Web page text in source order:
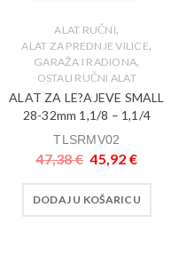
ALAT RUČNI,
ALAT ZA PREDNJE VILICE,
GARAŽA I RADIONA,
OSTALI RUČNI ALAT
ALAT ZA LE?AJEVE SMALL
28-32mm 1,1/8 – 1,1/4
TLSRMV02
47,38€ 45,92 €
DODAJ U KOŠARICU